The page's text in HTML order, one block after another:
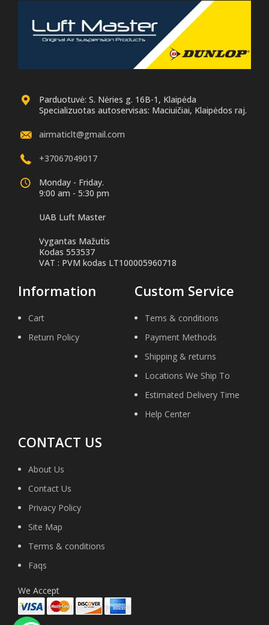
Parduotuvė: S. Nėries g. 16B-1, Klaipėda
Specializuotas autoservisas: Maciuičiai, Klaipėdos raj.
airmaticlt@gmail.com
+37067049017
Monday - Friday.
9:00 am - 5:30 pm
UAB Luft Master
Vygantas Mažutis
Kodas 553537
VAT : PVM kodas LT100005960718
Information
Cart
Return Policy
Custom Service
Tems & conditions
Payment Methods
Shipping & returns
Locations We Ship To
Estimated Delivery Time
Help Center
CONTACT US
About Us
Contact Us
Privacy Policy
Site Map
Terms & conditions
Faqs
We Accept